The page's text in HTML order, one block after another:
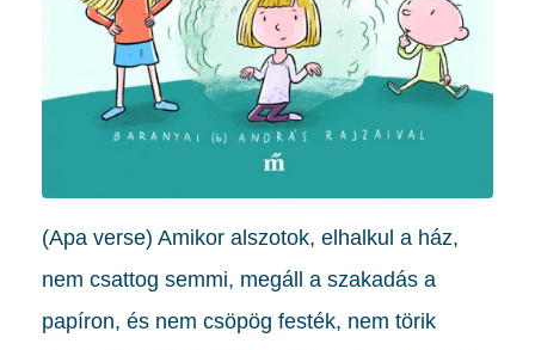
(Apa verse) Amikor alszotok, elhalkul a ház,
nem csattog semmi, megáll a szakadás a
papíron, és nem csöpög festék, nem törik